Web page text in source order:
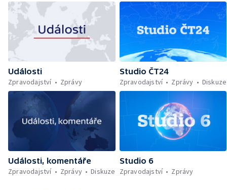
Události
Zpravodajství
Zprávy
Studio ČT24
Zpravodajství
Zprávy Diskuze
Události, komentáře
Zpravodajství
Zprávy Diskuze
Studio 6
Zpravodajství
Zprávy